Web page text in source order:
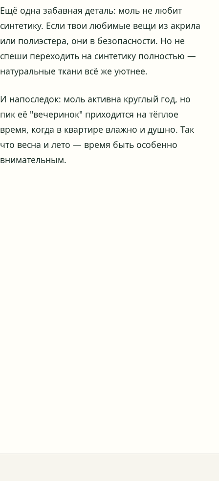
Ещё одна забавная деталь: моль не любит
синтетику. Если твои любимые вещи из акрила
или полиэстера, они в безопасности. Но не
спеши переходить на синтетику полностью —
натуральные ткани всё же уютнее.
И напоследок: моль активна круглый год, но
пик её "вечеринок" приходится на тёплое
время, когда в квартире влажно и душно. Так
что весна и лето — время быть особенно
внимательным.